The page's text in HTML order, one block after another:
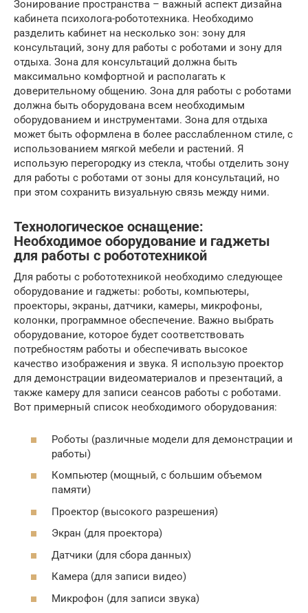
Зонирование пространства – важный аспект дизайна
кабинета психолога-робототехника. Необходимо
разделить кабинет на несколько зон: зону для
консультаций, зону для работы с роботами и зону для
отдыха. Зона для консультаций должна быть
максимально комфортной и располагать к
доверительному общению. Зона для работы с роботами
должна быть оборудована всем необходимым
оборудованием и инструментами. Зона для отдыха
может быть оформлена в более расслабленном стиле, с
использованием мягкой мебели и растений. Я
использую перегородку из стекла, чтобы отделить зону
для работы с роботами от зоны для консультаций, но
при этом сохранить визуальную связь между ними.
Технологическое оснащение:
Необходимое оборудование и гаджеты
для работы с робототехникой
Для работы с робототехникой необходимо следующее
оборудование и гаджеты: роботы, компьютеры,
проекторы, экраны, датчики, камеры, микрофоны,
колонки, программное обеспечение. Важно выбрать
оборудование, которое будет соответствовать
потребностям работы и обеспечивать высокое
качество изображения и звука. Я использую проектор
для демонстрации видеоматериалов и презентаций, а
также камеру для записи сеансов работы с роботами.
Вот примерный список необходимого оборудования:
Роботы (различные модели для демонстрации и
работы)
Компьютер (мощный, с большим объемом
памяти)
Проектор (высокого разрешения)
Экран (для проектора)
Датчики (для сбора данных)
Камера (для записи видео)
Микрофон (для записи звука)